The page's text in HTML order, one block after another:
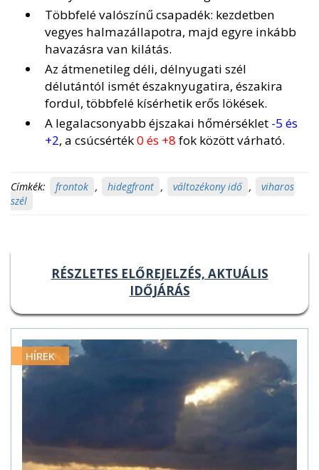
Többfelé valószínű csapadék: kezdetben
vegyes halmazállapotra, majd egyre inkább
havazásra van kilátás.
Az átmenetileg déli, délnyugati szél
délutántól ismét északnyugatira, északira
fordul, többfelé kísérhetik erős lökések.
A legalacsonyabb éjszakai hőmérséklet -5 és
+2, a csúcsérték0 és +8 fok között várható.
Címkék: frontok , hidegfront , változékony idő ,
viharos
szél
RÉSZLETES ELŐREJELZÉS, AKTUÁLIS
IDŐJÁRÁS
HÍREK